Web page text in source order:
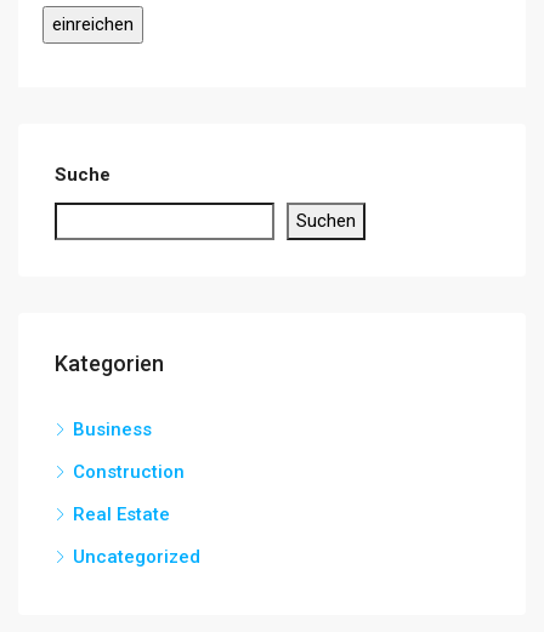
Suche
Suchen
Kategorien
Business
Construction
Real Estate
Uncategorized